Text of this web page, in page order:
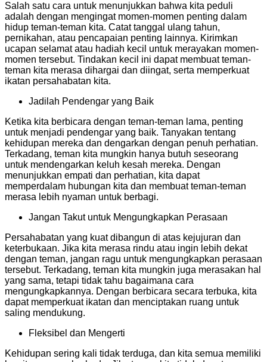
Salah satu cara untuk menunjukkan bahwa kita peduli
adalah dengan mengingat momen-momen penting dalam
hidup teman-teman kita. Catat tanggal ulang tahun,
pernikahan, atau pencapaian penting lainnya. Kirimkan
ucapan selamat atau hadiah kecil untuk merayakan momen-
momen tersebut. Tindakan kecil ini dapat membuat teman-
teman kita merasa dihargai dan diingat, serta memperkuat
ikatan persahabatan kita.
Jadilah Pendengar yang Baik
Ketika kita berbicara dengan teman-teman lama, penting
untuk menjadi pendengar yang baik. Tanyakan tentang
kehidupan mereka dan dengarkan dengan penuh perhatian.
Terkadang, teman kita mungkin hanya butuh seseorang
untuk mendengarkan keluh kesah mereka. Dengan
menunjukkan empati dan perhatian, kita dapat
memperdalam hubungan kita dan membuat teman-teman
merasa lebih nyaman untuk berbagi.
Jangan Takut untuk Mengungkapkan Perasaan
Persahabatan yang kuat dibangun di atas kejujuran dan
keterbukaan. Jika kita merasa rindu atau ingin lebih dekat
dengan teman, jangan ragu untuk mengungkapkan perasaan
tersebut. Terkadang, teman kita mungkin juga merasakan hal
yang sama, tetapi tidak tahu bagaimana cara
mengungkapkannya. Dengan berbicara secara terbuka, kita
dapat memperkuat ikatan dan menciptakan ruang untuk
saling mendukung.
Fleksibel dan Mengerti
Kehidupan sering kali tidak terduga, dan kita semua memiliki